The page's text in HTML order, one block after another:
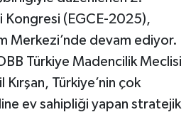
Kongresi (EGCE-2025),
Merkezi’nde devam ediyor.
Türkiye Madencilik Meclisi
Kırşan, Türkiye’nin çok
ev sahipliği yapan stratejik